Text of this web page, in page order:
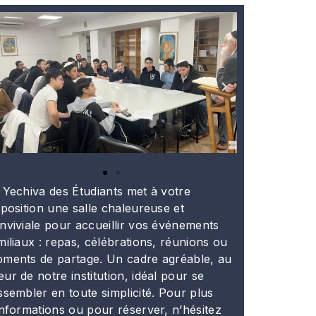
Yechiva des Étudiants met à votre
une salle chaleureuse et
pour accueillir vos événements
: repas, célébrations, réunions ou
de partage. Un cadre agréable, au
de notre institution, idéal pour se
en toute simplicité. Pour plus
ou pour réserver, n’hésitez